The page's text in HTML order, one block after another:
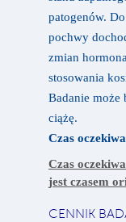
patogenów.
pochwy
zmian
stosowania
Badanie może
ciążę.
Czas
Czas
jest czasem
CENNIK